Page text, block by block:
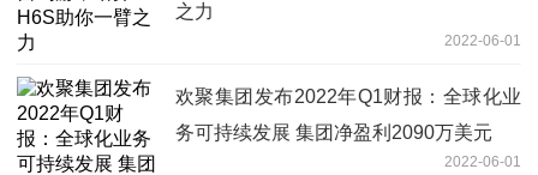
之力
2022-06-01
欢聚集团发布2022年Q1财报：全球化业
务可持续发展 集团净盈利2090万美元
2022-06-01